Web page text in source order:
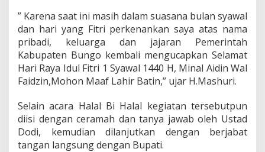
n
g
o
” Karena saat ini masih dalam suasana bulan syawal
dan hari yang Fitri perkenankan saya atas nama
pribadi, keluarga dan jajaran Pemerintah
Kabupaten Bungo kembali mengucapkan Selamat
Hari Raya Idul Fitri 1 Syawal 1440 H, Minal Aidin Wal
Faidzin,Mohon Maaf Lahir Batin,” ujar H.Mashuri.
Selain acara Halal Bi Halal kegiatan tersebutpun
diisi dengan ceramah dan tanya jawab oleh Ustad
Dodi, kemudian dilanjutkan dengan berjabat
tangan langsung dengan Bupati.